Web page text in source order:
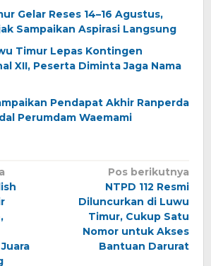
Gelar Reses 14–16 Agustus,
Sampaikan Aspirasi Langsung
Timur Lepas Kontingen
XII, Peserta Diminta Jaga Nama
Pendapat Akhir Ranperda
Perumdam Waemami
Pos berikutnya
NTPD 112 Resmi
Diluncurkan di Luwu
Timur, Cukup Satu
Nomor untuk Akses
Bantuan Darurat